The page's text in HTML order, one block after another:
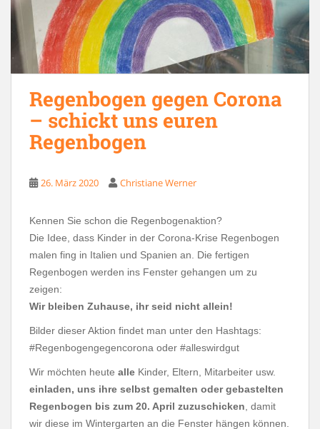
Regenbogen gegen Corona
– schickt uns euren
Regenbogen
26. März 2020 Christiane Werner
Kennen Sie schon die Regenbogenaktion?
Die Idee, dass Kinder in der Corona-Krise Regenbogen
malen fing in Italien und Spanien an. Die fertigen
Regenbogen werden ins Fenster gehangen um zu
zeigen:
Wir bleiben Zuhause, ihr seid nicht allein!
Bilder dieser Aktion findet man unter den Hashtags:
#Regenbogengegencorona oder #alleswirdgut
Wir möchten heute alle Kinder, Eltern, Mitarbeiter usw.
einladen, uns ihre selbst gemalten oder gebastelten
Regenbogen bis zum 20. April zuzuschicken , damit
wir diese im Wintergarten an die Fenster hängen können.